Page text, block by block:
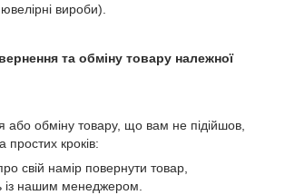
вироби).
та обміну товару належної
або обміну товару, що вам не підійшов,
простих кроків:
свій намір повернути товар,
із нашим менеджером.